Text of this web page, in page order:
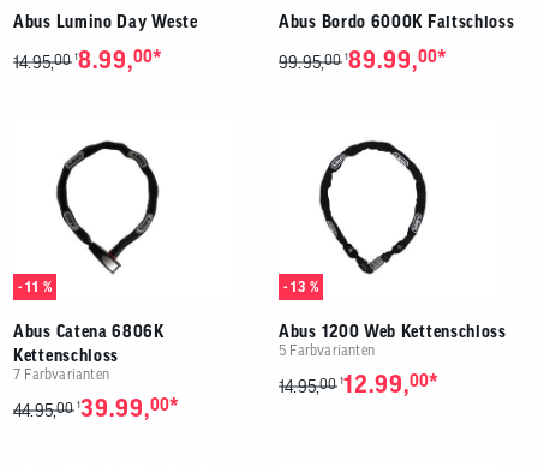
Abus Lumino Day Weste
14.95,00 18.99,00*
Abus Bordo 6000K Faltschloss
99.95,00 189.99,00*
- 11 %
Abus Catena 6806K
Kettenschloss
7 Farbvarianten
44.95,00 139.99,00*
- 13 %
Abus 1200 Web Kettenschloss
5 Farbvarianten
14.95,00 112.99,00*